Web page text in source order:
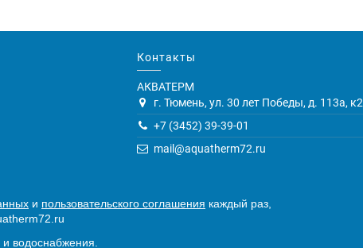
Контакты
АКВАТЕРМ
г. Тюмень, ул. 30 лет Победы, д. 113а, к2
+7 (3452) 39-39-01
mail@aquatherm72.ru
и пользовательского соглашения каждый раз,
водоснабжения.